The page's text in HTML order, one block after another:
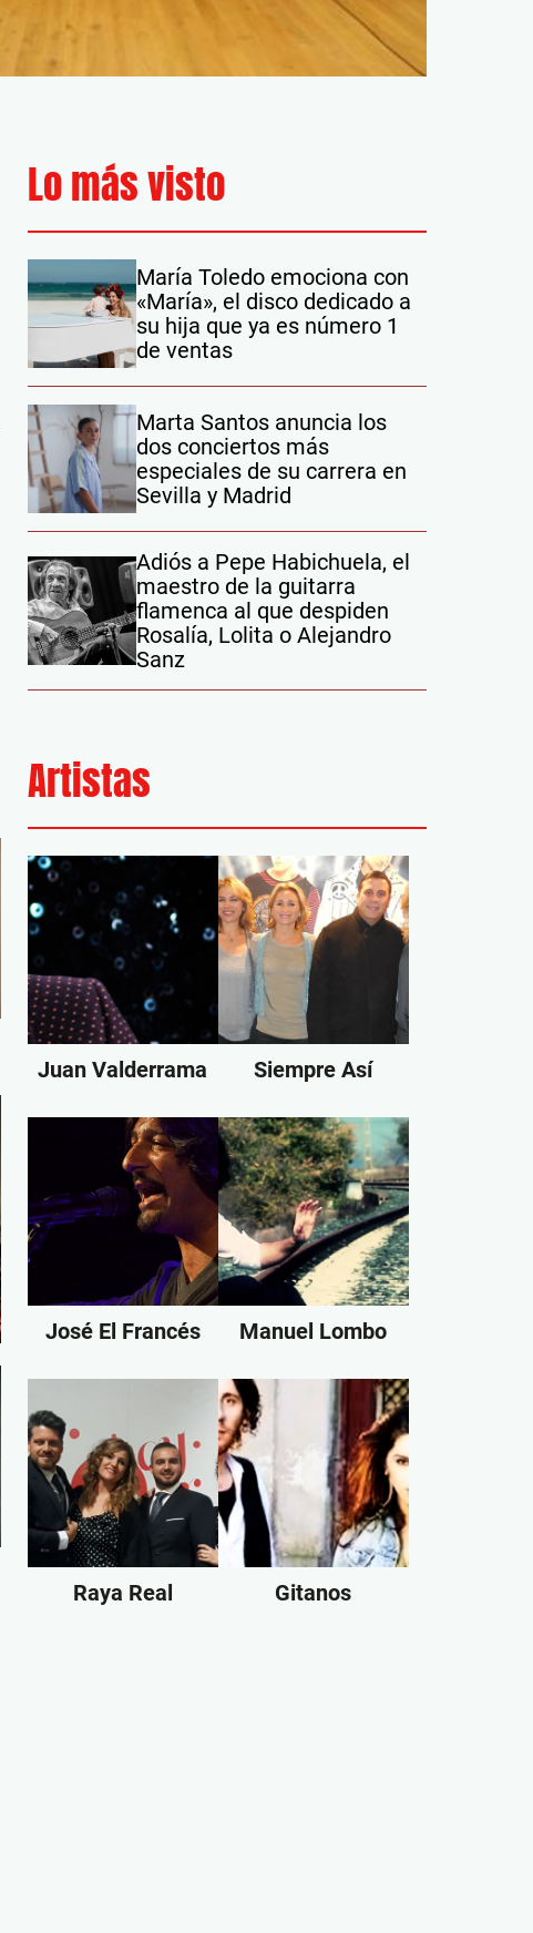
Lo más visto
María Toledo emociona con
«María», el disco dedicado a
su hija que ya es número 1
de ventas
Marta Santos anuncia los
dos conciertos más
especiales de su carrera en
Sevilla y Madrid
Adiós a Pepe Habichuela, el
maestro de la guitarra
flamenca al que despiden
Rosalía, Lolita o Alejandro
Sanz
Artistas
Juan Valderrama Siempre Así
José El Francés Manuel Lombo
Raya Real Gitanos